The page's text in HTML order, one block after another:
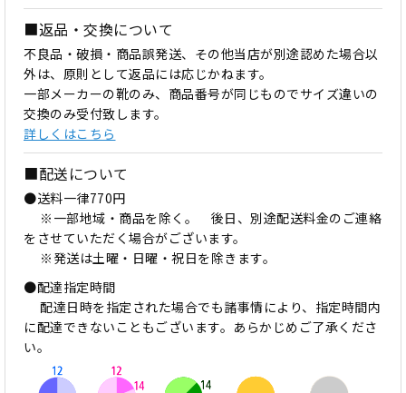
■返品・交換について
不良品・破損・商品誤発送、その他当店が別途認めた場合以
外は、原則として返品には応じかねます。
一部メーカーの靴のみ、商品番号が同じものでサイズ違いの
交換のみ受付致します。
詳しくはこちら
■配送について
●送料一律770円
※一部地域・商品を除く。 後日、別途配送料金のご連絡
をさせていただく場合がございます。
※発送は土曜・日曜・祝日を除きます。
●配達指定時間
配達日時を指定された場合でも諸事情により、指定時間内
に配達できないこともございます。あらかじめご了承くださ
い。